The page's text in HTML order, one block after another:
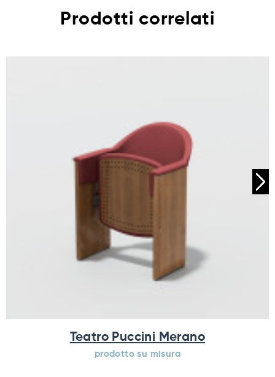
Prodotti correlati
Teatro Puccini Merano
prodotto su misura